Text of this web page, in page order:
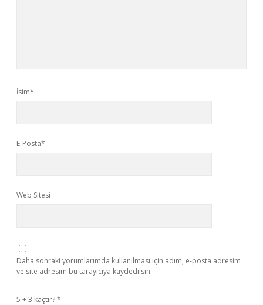
İsim*
E-Posta*
Web Sitesi
Daha sonraki yorumlarımda kullanılması için adım, e-posta adresim
ve site adresim bu tarayıcıya kaydedilsin.
5 + 3 kaçtır?*